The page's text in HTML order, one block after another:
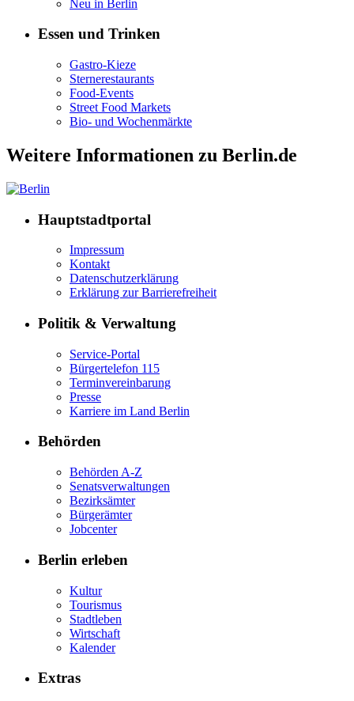
Neu in Berlin
Essen und Trinken
Gastro-Kieze
Sternerestaurants
Food-Events
Street Food Markets
Bio- und Wochenmärkte
Weitere Informationen zu Berlin.de
Hauptstadtportal
Impressum
Kontakt
Datenschutzerklärung
Erklärung zur Barrierefreiheit
Politik & Verwaltung
Service-Portal
Bürgertelefon 115
Terminvereinbarung
Presse
Karriere im Land Berlin
Behörden
Behörden A-Z
Senatsverwaltungen
Bezirksämter
Bürgerämter
Jobcenter
Berlin erleben
Kultur
Tourismus
Stadtleben
Wirtschaft
Kalender
Extras